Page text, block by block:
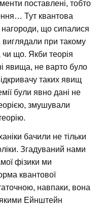
поставлені, тобто
Тут квантова
нагороди, що сипалися
виглядали при такому
що. Якби теорія
явища, не варто було
таких явищ
були явно дані не
змушували
бачили не тільки
Згадуваний нами
фізики ми
квантової
навпаки, вона
Ейнштейн